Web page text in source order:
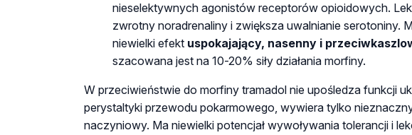
nieselektywnych agonistów receptorów opioidowych.
zwrotny noradrenaliny i zwiększa uwalnianie serotoniny.
niewielki efekt uspokajający, nasenny i
szacowana jest na 10-20% siły działania morfiny.
W przeciwieństwie do morfiny tramadol nie upośledza funkcji
perystaltyki przewodu pokarmowego, wywiera tylko
naczyniowy. Ma niewielki potencjał wywoływania tolerancji i